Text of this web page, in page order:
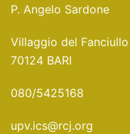
P. Angelo Sardone
Villaggio del
70124 BARI
080/5425168
upv.ics@rcj.org